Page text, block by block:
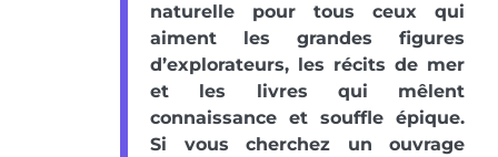
naturelle pour tous ceux qui
aiment les grandes figures
d’explorateurs, les récits de mer
et les livres qui mêlent
connaissance et souffle épique.
Si vous cherchez un ouvrage